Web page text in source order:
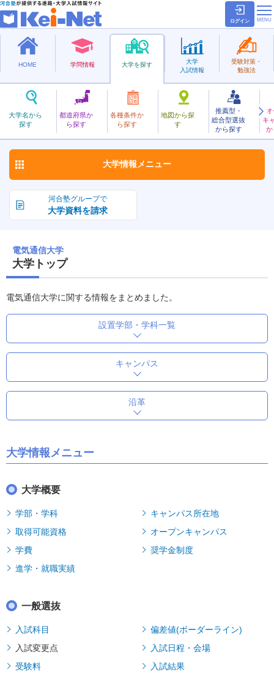
ログイン
HOME 学問情報 大学を探す
大学名から
探す
都道府県か
ら探す
各種条件か
ら探す
地図から探
す
推薦型・
総合型選抜
から探す
キ
か
大学
入試情報
受験対策・
勉強法
国立
でんきつうしん
電気通信大学 お気に入り
河合塾グループで
大学資料を請求
大学情報 メニュー
電気通信大学
大学トップ
電気通信大学に関する情報をまとめました。
設置学部・学科一覧
キャンパス
沿革
大学情報メニュー
大学概要
学部・学科
キャンパス所在地
取得可能資格
オープンキャンパス
学費
奨学金制度
進学・就職実績
一般選抜
入試科目
偏差値(ボーダーライン)
入試変更点
入試日程・会場
受験料
入試結果